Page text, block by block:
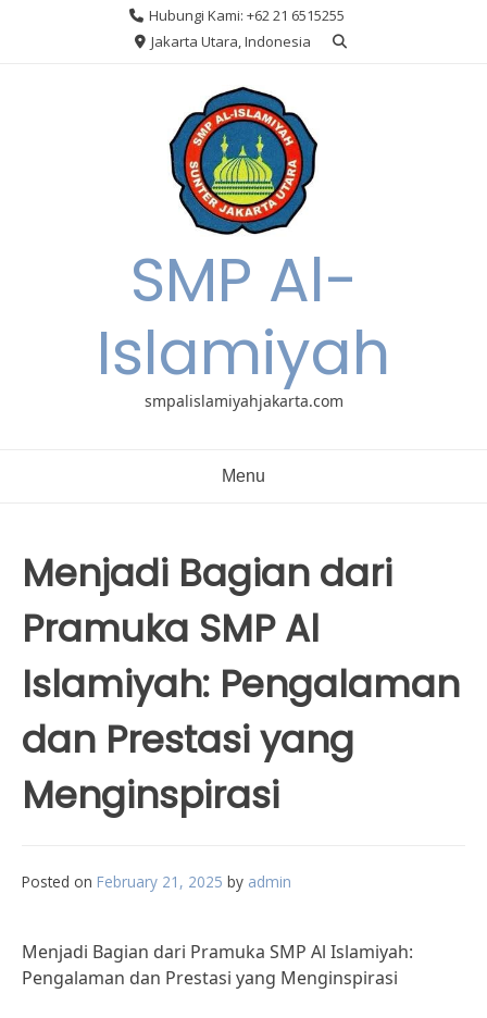
Hubungi Kami: +62 21 6515255
Jakarta Utara, Indonesia
SMP Al-
Islamiyah
smpalislamiyahjakarta.com
Menu
Menjadi Bagian dari
Pramuka SMP Al
Islamiyah: Pengalaman
dan Prestasi yang
Menginspirasi
Posted on February 21, 2025 by admin
Menjadi Bagian dari Pramuka SMP Al Islamiyah:
Pengalaman dan Prestasi yang Menginspirasi